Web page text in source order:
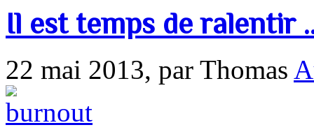
Il est temps de ralentir
22 mai 2013, par Thomas